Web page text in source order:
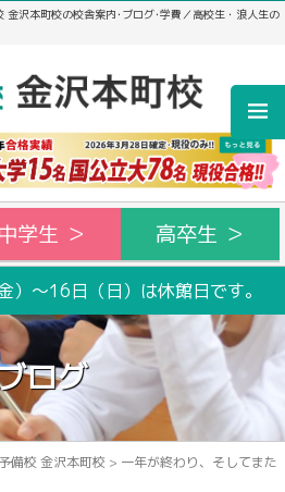
金沢本町校の校舎案内･ブログ･学費／高校生・浪人生の
学生 ＞ 高卒生 ＞
）～16日（日）は休館日です。
ログ
備校 金沢本町校 > 一年が終わり、そしてまた